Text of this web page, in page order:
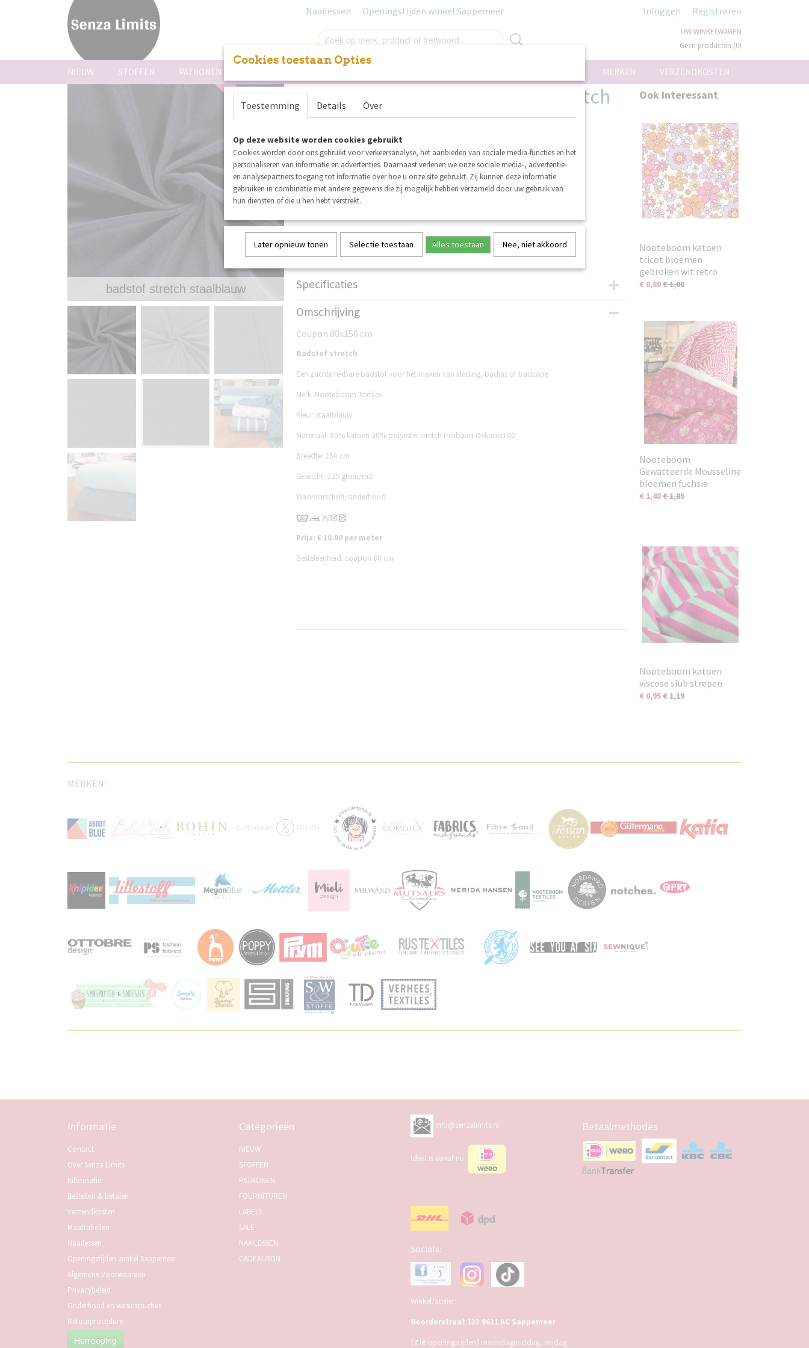
Naailessen Openingstijden winkel Sappemeer Inloggen Registreren
UW WINKELWAGEN
Geen producten (0)
VERZENDKOSTEN
MERKEN
NIEUW STOFFEN PATRONEN
badstof stretch staalblauw
coupon
Coupon Nooteboom Badstof stretch
staalblauw 80x150 cm
€ 8,72 € 6,45 (inclusief btw 21%)
✓Op voorraad
Aantal
IN WINKELWAGEN
Specificaties
Productcode
Omschrijving
Coupon 80x150 cm
Badstof stretch
Een zachte rekbare badstof voor het maken van kleding, badjas of badcape
Merk: Nooteboom Textiles
Kleur: staalblauw
Materiaal: 80% katoen 20% polyester stretch (rekbaar) Oekotex100
Breedte: 150 cm
Gewicht: 225 gram/m2
Wasvoorschrift/onderhoud:
Prijs: € 10.90 per meter
Besteleenheid: coupon 80 cm
Ook interessant
Nooteboom katoen
tricot bloemen
gebroken wit retro
€ 0,80€ 1,00
Nooteboom
Gewatteerde Mousseline
bloemen fuchsia
€ 1,48€ 1,85
Nooteboom katoen
viscose slub strepen
€ 0,95€ 1,19
MERKEN:
Informatie
Contact
Over Senza Limits
Informatie
Bestellen & betalen
Verzendkosten
Maattabellen
Naailessen
Openingstijden winkel Sappemeer
Algemene Voorwaarden
Privacybeleid
Onderhoud en wasinstructies
Retourprocedure
Herroeping
Categorieën
NIEUW
STOFFEN
PATRONEN
FOURNITUREN
LABELS
SALE
NAAILESSEN
CADEAUBON
info@senzalimits.nl
Ideal is vanaf nu
Socials:
Winkel/atelier:
Noorderstraat 133 9611 AC Sappemeer
(zie openingstijden) maandagmiddag, vrijdag
Betaalmethodes
Cookies toestaan Opties
Toestemming Details Over
Op deze website worden cookies gebruikt
Cookies worden door ons gebruikt voor verkeersanalyse, het aanbieden van sociale media-functies en het
personaliseren van informatie en advertenties. Daarnaast verlenen we onze sociale media-, advertentie-
en analysepartners toegang tot informatie over hoe u onze site gebruikt. Zij kunnen deze informatie
gebruiken in combinatie met andere gegevens die zij mogelijk hebben verzameld door uw gebruik van
hun diensten of die u hen hebt verstrekt.
Later opnieuw tonen Selectie toestaan Alles toestaan Nee, niet akkoord